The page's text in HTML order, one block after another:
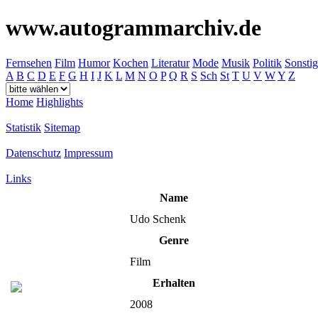
www.autogrammarchiv.de
Fernsehen Film Humor Kochen Literatur Mode Musik Politik
A B C D E F G H I J K L M N O P Q R S Sch St T U V WY Z
Home Highlights
Statistik Sitemap
Datenschutz Impressum
Links
Name
Udo Schenk
Genre
Film
Erhalten
2008